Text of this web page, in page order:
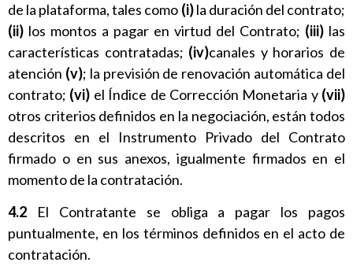
de la plataforma, tales como (i)la duración del contrato;
(ii) los montos a pagar en virtud del Contrato; (iii) las
características contratadas; (iv)canales y horarios de
atención (v); la previsión de renovación automática del
contrato; (vi) el Índice de Corrección Monetaria y (vii)
otros criterios definidos en la negociación, están todos
descritos en el Instrumento Privado del Contrato
firmado o en sus anexos, igualmente firmados en el
momento de la contratación.
4.2 El Contratante se obliga a pagar los pagos
puntualmente, en los términos definidos en el acto de
contratación.